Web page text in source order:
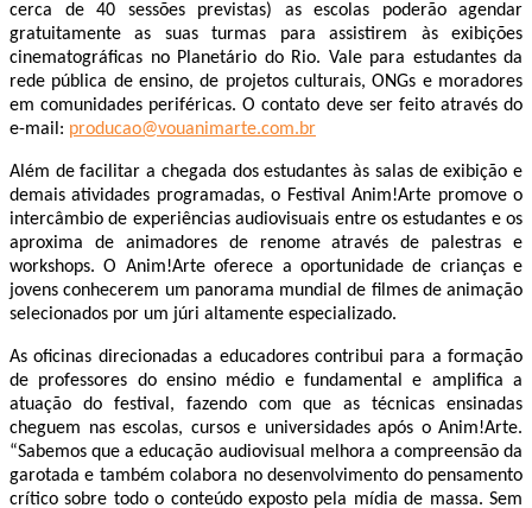
cerca de 40 sessões previstas) as escolas poderão agendar
gratuitamente as suas turmas para assistirem às exibições
cinematográficas no Planetário do Rio. Vale para estudantes da
rede pública de ensino, de projetos culturais, ONGs e moradores
em comunidades periféricas. O contato deve ser feito através do
e-mail: producao@vouanimarte.com.br
Além de facilitar a chegada dos estudantes às salas de exibição e
demais atividades programadas, o Festival Anim!Arte promove o
intercâmbio de experiências audiovisuais entre os estudantes e os
aproxima de animadores de renome através de palestras e
workshops. O Anim!Arte oferece a oportunidade de crianças e
jovens conhecerem um panorama mundial de filmes de animação
selecionados por um júri altamente especializado.
As oficinas direcionadas a educadores contribui para a formação
de professores do ensino médio e fundamental e amplifica a
atuação do festival, fazendo com que as técnicas ensinadas
cheguem nas escolas, cursos e universidades após o Anim!Arte.
“Sabemos que a educação audiovisual melhora a compreensão da
garotada e também colabora no desenvolvimento do pensamento
crítico sobre todo o conteúdo exposto pela mídia de massa. Sem